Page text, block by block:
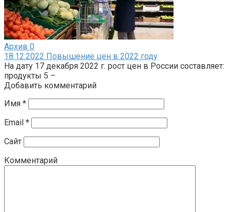
Архив 0
18.12.2022 Повышение цен в 2022 году
На дату 17 декабря 2022 г. рост цен в России составляет:
продукты 5 –
Добавить комментарий
Имя *
Email *
Сайт
Комментарий